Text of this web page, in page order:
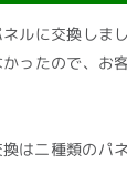
ルに交換しまし
ったので、お
は二種類のパ